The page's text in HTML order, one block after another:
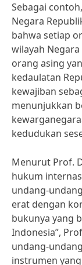
Sebagai
Negara
bahwa setiap
wilayah
orang asing
kedaulatan
kewajiban
menunjukkan
kedudukan
Menurut Prof.
hukum
undang-
erat dengan
bukunya yang
Indonesia”,
undang-
instrumen